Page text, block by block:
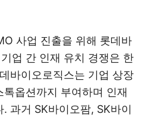
사업 진출을 위해 롯데바
업 간 인재 유치 경쟁은 한
바이오로직스는 기업 상장
옵션까지 부여하며 인재
과거 SK바이오팜, SK바이